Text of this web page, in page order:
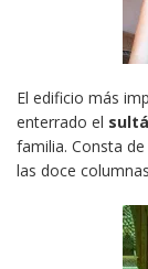
El edificio más
enterrado el
familia. Consta
las doce